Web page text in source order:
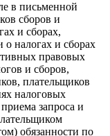
в письменной
сборов и
и сборах,
о налогах и сборах
правовых
и сборов,
плательщиков
налоговых
запроса и
обязанности по